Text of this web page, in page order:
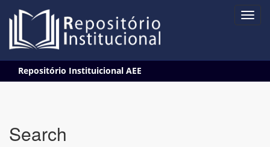
navigation
Repositório Instituicional AEE
Search